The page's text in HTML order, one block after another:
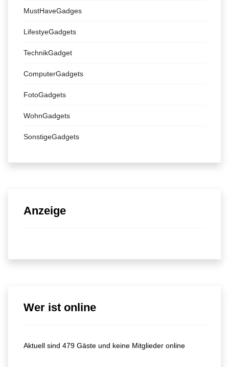
MustHaveGadges
LifestyeGadgets
TechnikGadget
ComputerGadgets
FotoGadgets
WohnGadgets
SonstigeGadgets
Anzeige
Wer ist online
Aktuell sind 479 Gäste und keine Mitglieder online